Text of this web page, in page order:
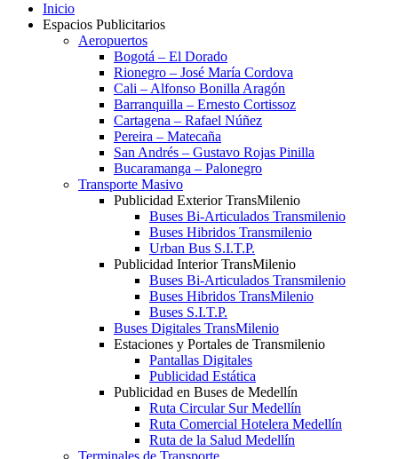
Inicio
Espacios Publicitarios
Aeropuertos
Bogotá – El Dorado
Rionegro – José María Cordova
Cali – Alfonso Bonilla Aragón
Barranquilla – Ernesto Cortissoz
Cartagena – Rafael Núñez
Pereira – Matecaña
San Andrés – Gustavo Rojas Pinilla
Bucaramanga – Palonegro
Transporte Masivo
Publicidad Exterior TransMilenio
Buses Bi-Articulados Transmilenio
Buses Hibridos Transmilenio
Urban Bus S.I.T.P.
Publicidad Interior TransMilenio
Buses Bi-Articulados Transmilenio
Buses Hibridos TransMilenio
Buses S.I.T.P.
Buses Digitales TransMilenio
Estaciones y Portales de Transmilenio
Pantallas Digitales
Publicidad Estática
Publicidad en Buses de Medellín
Ruta Circular Sur Medellín
Ruta Comercial Hotelera Medellín
Ruta de la Salud Medellín
Terminales de Transporte